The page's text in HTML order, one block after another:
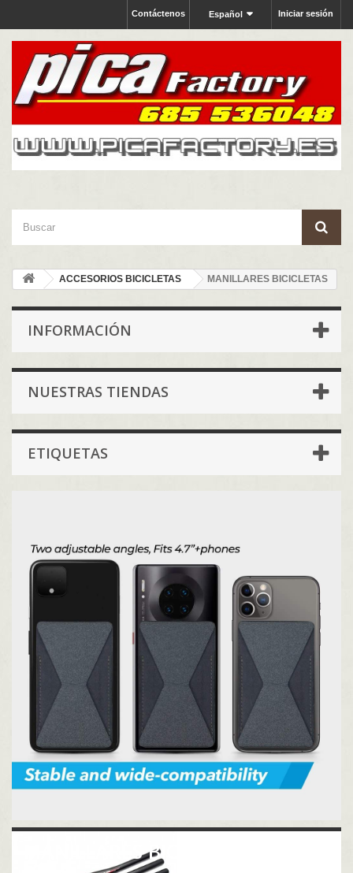
Iniciar sesión
Español
Contáctenos
ACCESORIOS BICICLETAS MANILLARES BICICLETAS
INFORMACIÓN
NUESTRAS TIENDAS
ETIQUETAS
MANILLARES BICICLETAS